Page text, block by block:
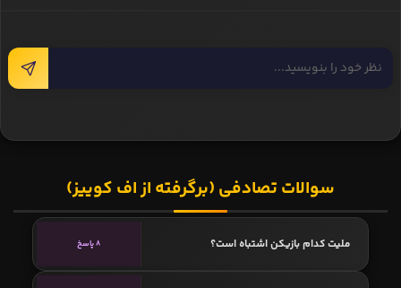
سوالات تصادفی (برگرفته از اف کوییز)
ملیت کدام بازیکن اشتباه است؟ 8 پاسخ